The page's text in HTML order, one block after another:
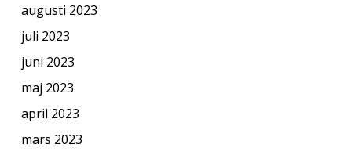
augusti 2023
juli 2023
juni 2023
maj 2023
april 2023
mars 2023